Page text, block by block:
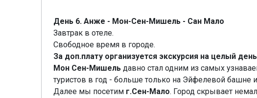
День 6. Анже - Мон-Сен-Мишель - Сан Мало
Завтрак в отеле.
Свободное время в городе.
За доп.плату организуется экскурсия на целый
Мон Сен-Мишель давно стал одним из самых
туристов в год - больше только на Эйфелевой башне
Далее мы посетим г.Сен-Мало. Город скрывает